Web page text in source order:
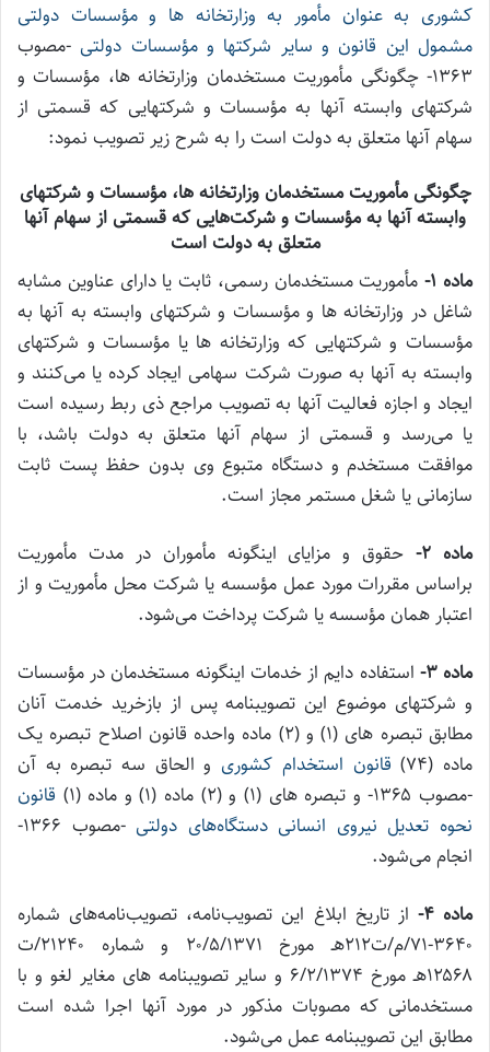
کشوری به عنوان مأمور به وزارتخانه ها و مؤسسات دولتی
مشمول این قانون و سایر شرکتها و مؤسسات دولتی -مصوب
۱۳۶۳- چگونگی مأموریت مستخدمان وزارتخانه ها، مؤسسات و
شرکتهای وابسته آنها به مؤسسات و شرکتهایی که قسمتی از
سهام آنها متعلق به دولت است را به شرح زیر تصویب نمود:
چگونگی مأموریت مستخدمان وزارتخانه ها، مؤسسات و شرکتهای
وابسته آنها به مؤسسات و شرکت‌هایی که قسمتی از سهام آنها
متعلق به دولت است
ماده ۱-
مأموریت مستخدمان رسمی، ثابت یا دارای عناوین مشابه
شاغل در وزارتخانه ها و مؤسسات و شرکتهای وابسته به آنها به
مؤسسات و شرکتهایی که وزارتخانه ها یا مؤسسات و شرکتهای
وابسته به آنها به صورت شرکت سهامی ایجاد کرده یا می‌کنند و
ایجاد و اجازه فعالیت آنها به تصویب مراجع ذی ربط رسیده است
یا می‌رسد و قسمتی از سهام آنها متعلق به دولت باشد، با
موافقت مستخدم و دستگاه متبوع وی بدون حفظ پست ثابت
سازمانی یا شغل مستمر مجاز است.
ماده ۲-
حقوق و مزایای اینگونه مأموران در مدت مأموریت
براساس مقررات مورد عمل مؤسسه یا شرکت محل مأموریت و از
اعتبار همان مؤسسه یا شرکت پرداخت می‌شود.
ماده ۳-
استفاده دایم از خدمات اینگونه مستخدمان در مؤسسات
و شرکتهای موضوع این تصویبنامه پس از بازخرید خدمت آنان
مطابق تبصره های (۱) و (۲) ماده واحده قانون اصلاح تبصره یک
ماده (۷۴)
قانون استخدام کشوری و الحاق سه تبصره به آن
-مصوب ۱۳۶۵- و تبصره های (۱) و (۲) ماده (۱) و ماده (۱)
قانون
نحوه تعدیل نیروی انسانی دستگاه‌های دولتی
-مصوب ۱۳۶۶-
انجام می‌شود.
ماده ۴-
از تاریخ ابلاغ این تصویب‌نامه، تصویب‌نامه‌های شماره
۳۶۴۰-۷۱/م/ت۲۱۲هـ مورخ ۲۰/۵/۱۳۷۱ و شماره ۲۱۲۴۰/ت
۱۲۵۶۸هـ مورخ ۶/۲/۱۳۷۴ و سایر تصویبنامه های مغایر لغو و با
مستخدمانی که مصوبات مذکور در مورد آنها اجرا شده است
مطابق این تصویبنامه عمل می‌شود.